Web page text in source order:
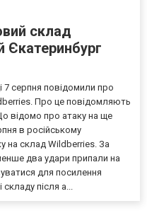
склад
Єкатеринбург
7 серпня повідомили про
Про це повідомляють
відомо про атаку на ще
в російському
на склад Wildberries. За
два удари припали на
для посилення
складу після а...